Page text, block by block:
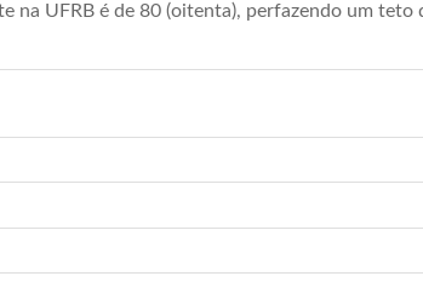
na UFRB é de 80 (oitenta), perfazendo um teto